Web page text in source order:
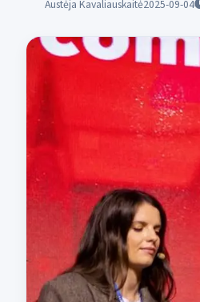
Austėja Kavaliauskaitė2025-09-04